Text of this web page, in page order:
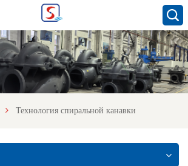
Технология спиральной канавки